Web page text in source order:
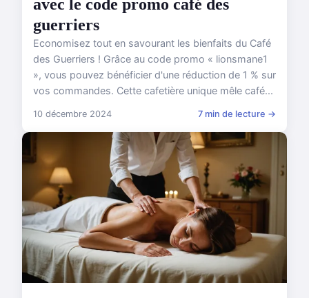
avec le code promo café des
guerriers
Economisez tout en savourant les bienfaits du Café
des Guerriers ! Grâce au code promo « lionsmane1
», vous pouvez bénéficier d'une réduction de 1 % sur
vos commandes. Cette cafetière unique mêle café...
10 décembre 2024 7 min de lecture →